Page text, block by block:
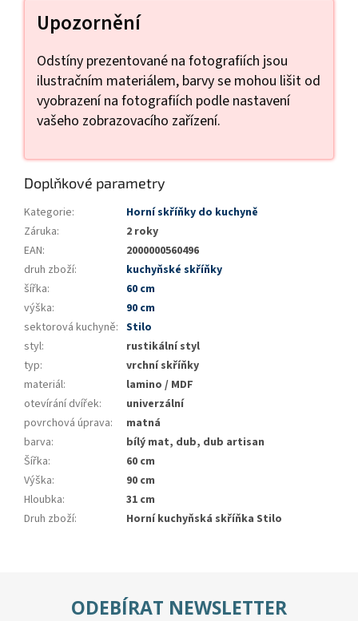
Upozornění
Odstíny prezentované na fotografiích jsou
ilustračním materiálem, barvy se mohou lišit od
vyobrazení na fotografiích podle nastavení
vašeho zobrazovacího zařízení.
Doplňkové parametry
Kategorie:
Horní skříňky do kuchyně
Záruka:
2 roky
EAN:
2000000560496
druh zboží:
kuchyňské skříňky
šířka:
60 cm
výška:
90 cm
sektorová kuchyně: Stilo
styl:
rustikální styl
typ:
vrchní skříňky
materiál:
lamino / MDF
otevírání dvířek:
univerzální
povrchová úprava:
matná
barva:
bílý mat, dub, dub artisan
Šířka:
60 cm
Výška:
90 cm
Hloubka:
31 cm
Druh zboží: Horní kuchyňská skříňka Stilo
ODEBÍRAT NEWSLETTER